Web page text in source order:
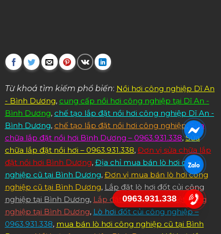
Từ khoá tìm kiếm phổ biến: Nồi hơi công nghiệp Dĩ An
- Bình Dương, cung cấp nồi hơi công nghiệp tại Dĩ An -
Bình Dương, chế tạo lắp đặt nồi hơi công nghiệp Dĩ An -
Bình Dương, chế tạo lắp đặt nồi hơi công nghiệp, Sửa
chữa lắp đặt nồi hơi Bình Dương – 0963.931.338,Sửa
chữa lắp đặt nồi hơi – 0963.931.338, Đơn vị sửa chữa lắp
đặt nồi hơi Bình Dương, Địa chỉ mua bán lò hơi công
nghiệp cũ tại Bình Dương, Đơn vị mua bán lò hơi công
nghiệp cũ tại Bình Dương, Lắp đặt lò hơi đốt củi công
nghiệp tại Bình Dương, Lắp đặt nồi hơi dầu nhiệt công
nghiệp tại Bình Dương, Lò hơi đốt củi công nghiệp –
0963.931.338, mua bán lò hơi công nghiệp cũ tại Bình
0963.931.338